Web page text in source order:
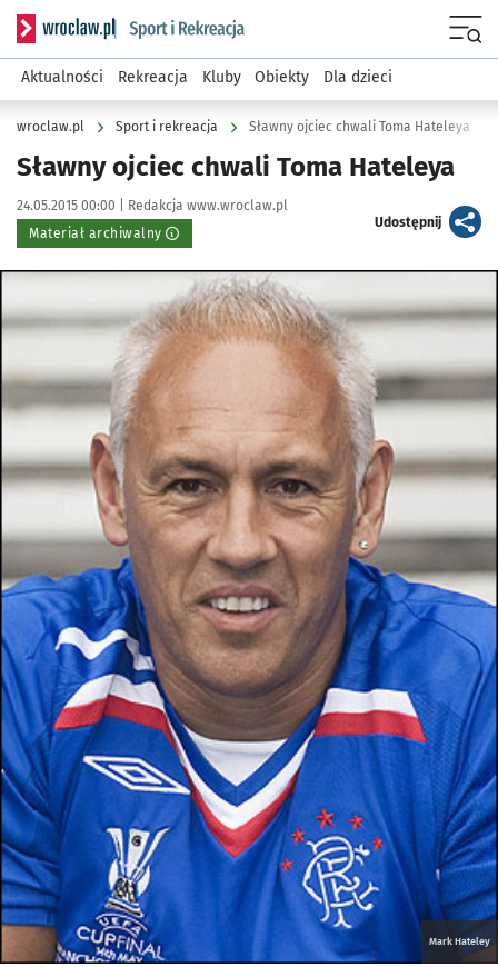
Serwis informacyjny wroclaw.pl podserwis: Sport i rekreacja
Aktualności Rekreacja Kluby Obiekty Dla dzieci
wroclaw.pl Sport i rekreacja Sławny ojciec chwali Toma Hateleya
Sławny ojciec chwali Toma Hateleya
Data publikacji:
24.05.2015 00:00 | Autor:
Redakcja www.wroclaw.pl
Materiał archiwalny
Udostępnijartykuł
Kliknij, aby powiększyć
Mark Hateley